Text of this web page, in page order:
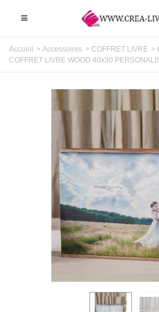
Accueil > Accessoires > COFFRET LIVRE >
COFFRET LIVRE WOOD 40x30